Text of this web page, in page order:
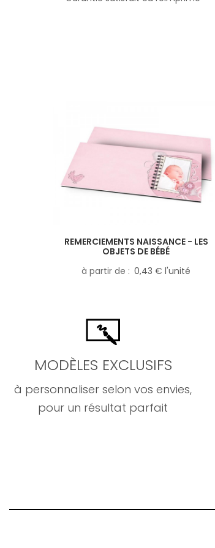
REMERCIEMENTS NAISSANCE - LES
OBJETS DE BÉBÉ
à partir de
0,43 € l'unité
MODÈLES EXCLUSIFS
à personnaliser selon vos envies,
pour un résultat parfait